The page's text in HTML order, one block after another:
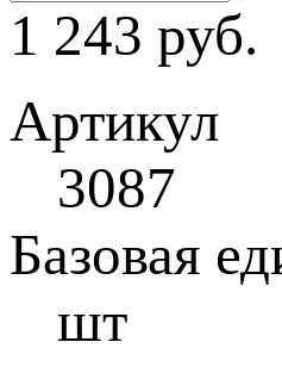
1 243 руб.
Артикул
3087
Базовая
шт